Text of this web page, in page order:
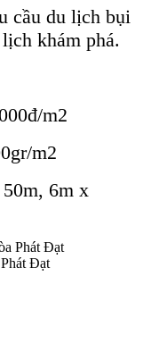
cầu du lịch bụi
khám phá.
m2
m2
6m x
Đạt